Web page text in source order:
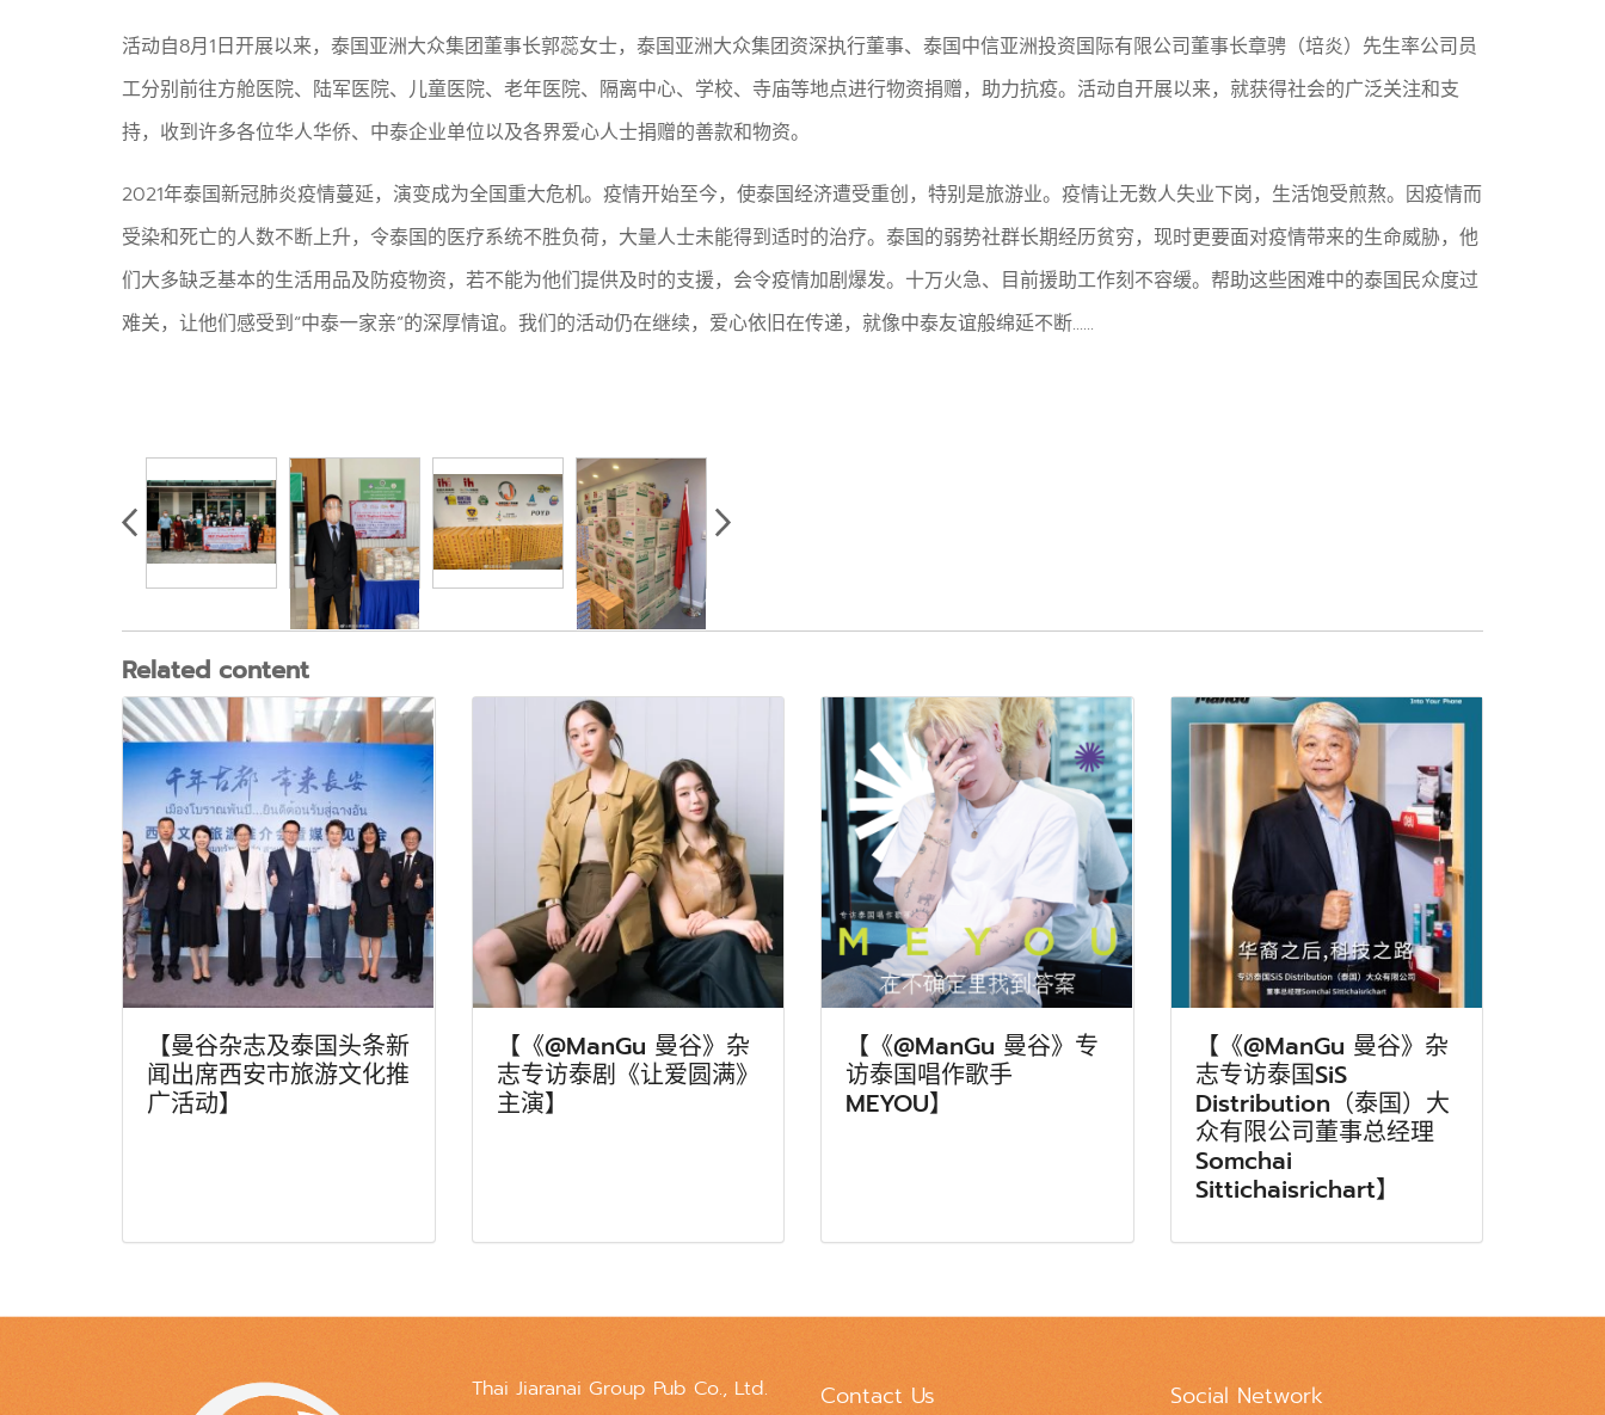
活动自8月1日开展以来，泰国亚洲大众集团董事长郭蕊女士，泰国亚洲大众集团资深执行董事、泰国中信亚洲投资国际有限公司董事长章骋（培炎）先生率公司员
工分别前往方舱医院、陆军医院、儿童医院、老年医院、隔离中心、学校、寺庙等地点进行物资捐赠，助力抗疫。活动自开展以来，就获得社会的广泛关注和支
持，收到许多各位华人华侨、中泰企业单位以及各界爱心人士捐赠的善款和物资。
2021年泰国新冠肺炎疫情蔓延，演变成为全国重大危机。疫情开始至今，使泰国经济遭受重创，特别是旅游业。疫情让无数人失业下岗，生活饱受煎熬。因疫情而
受染和死亡的人数不断上升，令泰国的医疗系统不胜负荷，大量人士未能得到适时的治疗。泰国的弱势社群长期经历贫穷，现时更要面对疫情带来的生命威胁，他
们大多缺乏基本的生活用品及防疫物资，若不能为他们提供及时的支援，会令疫情加剧爆发。十万火急、目前援助工作刻不容缓。帮助这些困难中的泰国民众度过
难关，让他们感受到“中泰一家亲”的深厚情谊。我们的活动仍在继续，爱心依旧在传递，就像中泰友谊般绵延不断......
Related content
【曼谷杂志及泰国头条新
闻出席西安市旅游文化推
广活动】
【《@ManGu 曼谷》杂
志专访泰剧《让爱圆满》
主演】
【《@ManGu 曼谷》专
访泰国唱作歌手
MEYOU】
【《@ManGu 曼谷》杂
志专访泰国SiS
Distribution（泰国）大
众有限公司董事总经理
Somchai
Sittichaisrichart】
Thai Jiaranai Group Pub Co., Ltd. Contact Us Social Network